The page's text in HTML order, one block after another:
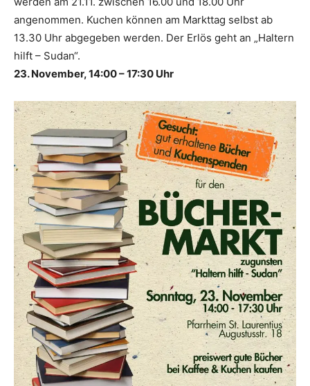
angenommen. Kuchen können am Markttag selbst ab
13.30 Uhr abgegeben werden. Der Erlös geht an „Haltern
hilft – Sudan“.
23. November, 14:00 – 17:30 Uhr